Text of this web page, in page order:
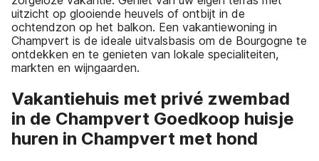
uitzicht op glooiende heuvels of ontbijt in de
ochtendzon op het balkon. Een vakantiewoning in
Champvert is de ideale uitvalsbasis om de Bourgogne te
ontdekken en te genieten van lokale specialiteiten,
markten en wijngaarden.
Vakantiehuis met privé zwembad
in de Champvert Goedkoop huisje
huren in Champvert met hond